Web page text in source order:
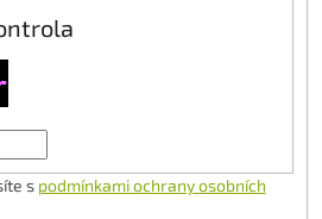
s podmínkami ochrany osobních